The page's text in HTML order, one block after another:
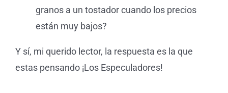
granos a un tostador cuando los precios
están muy bajos?
Y sí, mi querido lector, la respuesta es la que
estas pensando ¡Los Especuladores!